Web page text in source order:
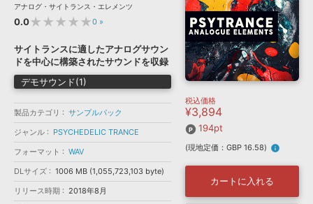
プラグイン・エフェクト »
サンプルパック »
ソフトウェア／ツール »
DAW »
効果音 »
特集 »
ニュースレター »
SONICWIREブログ »
製品サポート情報 »
DTMガイド »
FAQ »
音楽カード
楽曲配信流通 サービス
VIENNA
EZ DRUMMER 3
ライセンスフリーBGM
ボーカル抜き出し
DUBSTEP
ELECTRONICA
EDM TRANCE MUTANT
ROUTER.FM
SONOCA
ソフト音源 プラグイン・エフェクト
ソフトウェア／ツール 効果音
メーカー
フォーマット
ランキング
アナログ・サイトランス・エレメンツ
0.0★★★★★0 »
サイトランスに適したアナログサウン
ドを中心に構築されたサウンドを収録
デモサウンド(1)
製品カテゴリ
サンプルパック
ジャンル
PSYCHEDELIC TRANCE
フォーマット
WAV
DLサイズ
1006 MB (1,055,723,103 byte)
リリース時期
2018年8月
税込価格
¥3,894
194pt
(現地定価：GBP 16.58) info
カートに入れる